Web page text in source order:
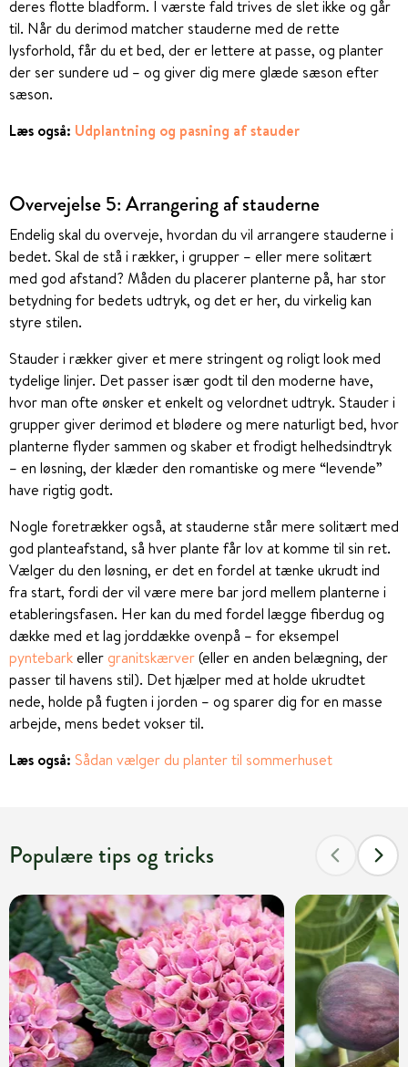
deres flotte bladform. I værste fald trives de slet ikke og går
til. Når du derimod matcher stauderne med de rette
lysforhold, får du et bed, der er lettere at passe, og planter
der ser sundere ud – og giver dig mere glæde sæson efter
sæson.
Læs også: Udplantning og pasning af stauder
Overvejelse 5: Arrangering af stauderne
Endelig skal du overveje, hvordan du vil arrangere stauderne i
bedet. Skal de stå i rækker, i grupper – eller mere solitært
med god afstand? Måden du placerer planterne på, har stor
betydning for bedets udtryk, og det er her, du virkelig kan
styre stilen.
Stauder i rækker giver et mere stringent og roligt look med
tydelige linjer. Det passer især godt til den moderne have,
hvor man ofte ønsker et enkelt og velordnet udtryk. Stauder i
grupper giver derimod et blødere og mere naturligt bed, hvor
planterne flyder sammen og skaber et frodigt helhedsindtryk
– en løsning, der klæder den romantiske og mere “levende”
have rigtig godt.
Nogle foretrækker også, at stauderne står mere solitært med
god planteafstand, så hver plante får lov at komme til sin ret.
Vælger du den løsning, er det en fordel at tænke ukrudt ind
fra start, fordi der vil være mere bar jord mellem planterne i
etableringsfasen. Her kan du med fordel lægge fiberdug og
dække med et lag jorddække ovenpå – for eksempel
pyntebarkeller granitskærver(eller en anden belægning, der
passer til havens stil). Det hjælper med at holde ukrudtet
nede, holde på fugten i jorden – og sparer dig for en masse
arbejde, mens bedet vokser til.
Læs også: Sådan vælger du planter til sommerhuset
Populære tips og tricks